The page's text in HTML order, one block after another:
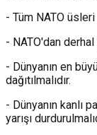
- Tüm NATO üsleri
- NATO'dan derhal
- Dünyanın en
dağıtılmalıdır.
- Dünyanın kanlı
yarışı